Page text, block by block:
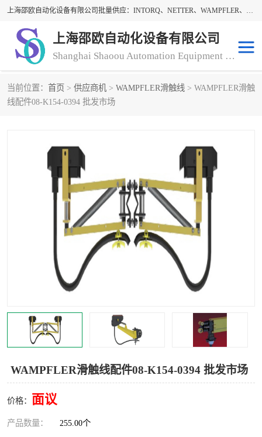
上海邵欧自动化设备有限公司批量供应：INTORQ、NETTER、WAMPFLER、WARNER、WICHITA、三菱离合器、warner离合器、NETTER振动器、WAMPFLER滑触线。上海邵欧自动化设备有限公司提供创新技术与产品解决方案，让客户享有高性价比，优质的产品和服务，我们坚持以持续技术和服务创新为客户不断创造价值。欢迎来电咨询！
上海邵欧自动化设备有限公司
Shanghai Shaoou Automation Equipment Co., Ltd
当前位置： 首页 > 供应商机 > WAMPFLER滑触线 > WAMPFLER滑触
线配件08-K154-0394 批发市场
WAMPFLER滑触线配件08-K154-0394 批发市场
价格： 面议
产品数量： 255.00个
warner离合器
三菱离合器
BISON GEAR DAYTON
LEESON ELECTRIC carlson制动器
CLEVELAND
Magnetic制动器 STEARNS制动器
WICHITA Cleveland 张力控制器
Warner Linear